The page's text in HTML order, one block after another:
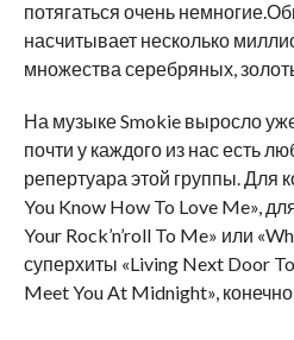
потягаться очень
насчитывает несколько
множества серебряных,
На музыке Smokie выросло
почти у каждого из нас есть
репертуара этой группы. Для
You Know How To Love Me»,
Your Rock’n’roll To Me» или
суперхиты «Living Next Door To
Meet You At Midnight»,